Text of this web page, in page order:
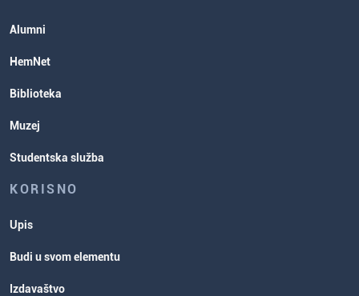
Alumni
HemNet
Biblioteka
Muzej
Studentska služba
KORISNO
Upis
Budi u svom elementu
Izdavaštvo